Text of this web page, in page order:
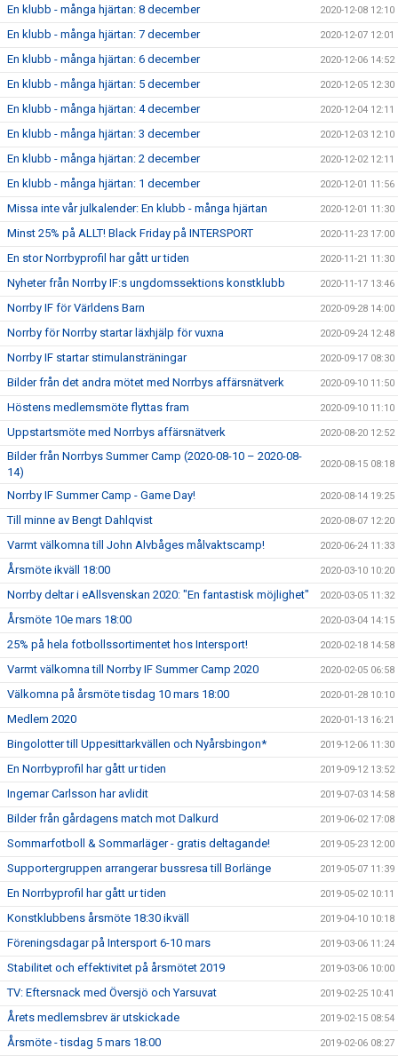
En klubb - många hjärtan: 8 december 2020-12-08 12:10
En klubb - många hjärtan: 7 december 2020-12-07 12:01
En klubb - många hjärtan: 6 december 2020-12-06 14:52
En klubb - många hjärtan: 5 december 2020-12-05 12:30
En klubb - många hjärtan: 4 december 2020-12-04 12:11
En klubb - många hjärtan: 3 december 2020-12-03 12:10
En klubb - många hjärtan: 2 december 2020-12-02 12:11
En klubb - många hjärtan: 1 december 2020-12-01 11:56
Missa inte vår julkalender: En klubb - många hjärtan 2020-12-01 11:30
Minst 25% på ALLT! Black Friday på INTERSPORT 2020-11-23 17:00
En stor Norrbyprofil har gått ur tiden 2020-11-21 11:30
Nyheter från Norrby IF:s ungdomssektions konstklubb 2020-11-17 13:46
Norrby IF för Världens Barn 2020-09-28 14:00
Norrby för Norrby startar läxhjälp för vuxna 2020-09-24 12:48
Norrby IF startar stimulansträningar 2020-09-17 08:30
Bilder från det andra mötet med Norrbys affärsnätverk 2020-09-10 11:50
Höstens medlemsmöte flyttas fram 2020-09-10 11:10
Uppstartsmöte med Norrbys affärsnätverk 2020-08-20 12:52
Bilder från Norrbys Summer Camp (2020-08-10 – 2020-08-
14)
2020-08-15 08:18
Norrby IF Summer Camp - Game Day! 2020-08-14 19:25
Till minne av Bengt Dahlqvist 2020-08-07 12:20
Varmt välkomna till John Alvbåges målvaktscamp! 2020-06-24 11:33
Årsmöte ikväll 18:00 2020-03-10 10:20
Norrby deltar i eAllsvenskan 2020: "En fantastisk möjlighet" 2020-03-05 11:32
Årsmöte 10e mars 18:00 2020-03-04 14:15
25% på hela fotbollssortimentet hos Intersport! 2020-02-18 14:58
Varmt välkomna till Norrby IF Summer Camp 2020 2020-02-05 06:58
Välkomna på årsmöte tisdag 10 mars 18:00 2020-01-28 10:10
Medlem 2020 2020-01-13 16:21
Bingolotter till Uppesittarkvällen och Nyårsbingon* 2019-12-06 11:30
En Norrbyprofil har gått ur tiden 2019-09-12 13:52
Ingemar Carlsson har avlidit 2019-07-03 14:58
Bilder från gårdagens match mot Dalkurd 2019-06-02 17:08
Sommarfotboll & Sommarläger - gratis deltagande! 2019-05-23 12:00
Supportergruppen arrangerar bussresa till Borlänge 2019-05-07 11:39
En Norrbyprofil har gått ur tiden 2019-05-02 10:11
Konstklubbens årsmöte 18:30 ikväll 2019-04-10 10:18
Föreningsdagar på Intersport 6-10 mars 2019-03-06 11:24
Stabilitet och effektivitet på årsmötet 2019 2019-03-06 10:00
TV: Eftersnack med Översjö och Yarsuvat 2019-02-25 10:41
Årets medlemsbrev är utskickade 2019-02-15 08:54
Årsmöte - tisdag 5 mars 18:00 2019-02-06 08:27